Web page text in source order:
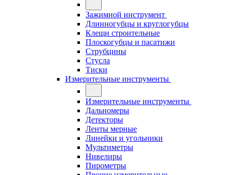
Зажимной инструмент
Длинногубцы и круглогубцы
Клещи строительные
Плоскогубцы и пасатижи
Струбцины
Стусла
Тиски
Измерительные инструменты
Измерительные инструменты
Дальномеры
Детекторы
Ленты мерные
Линейки и угольники
Мультиметры
Нивелиры
Пирометры